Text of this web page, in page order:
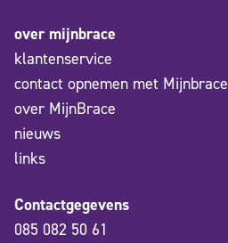
over mijnbrace
klantenservice
contact opnemen met Mijnbrace
over MijnBrace
nieuws
links
Contactgegevens
085 082 50 61